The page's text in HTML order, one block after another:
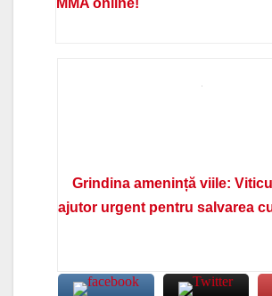
Grindina amenință viile:
ajutor urgent pentru salvarea